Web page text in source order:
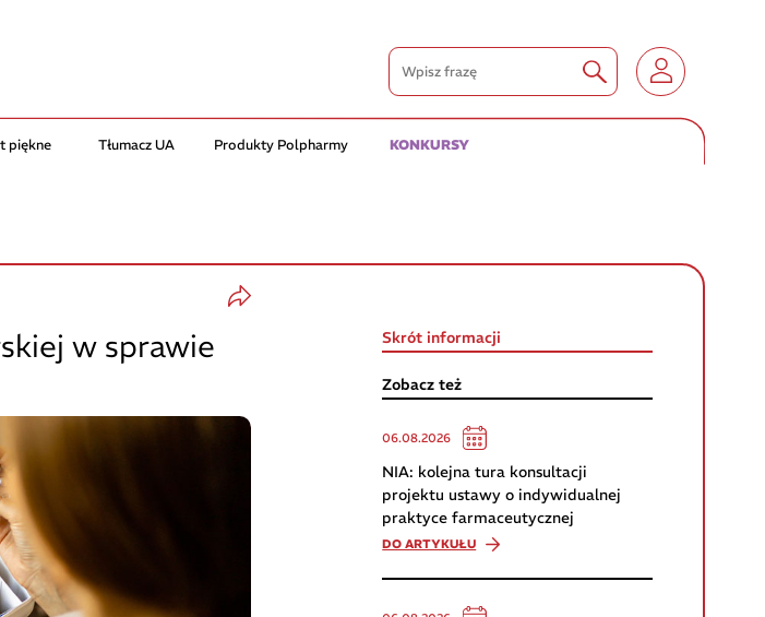
piękne Tłumacz UA Produkty Polpharmy KONKURSY
w sprawie
Skrót informacji
Zobacz też
06.08.2026
NIA: kolejna tura konsultacji
projektu ustawy o indywidualnej
praktyce farmaceutycznej
DO ARTYKUŁU